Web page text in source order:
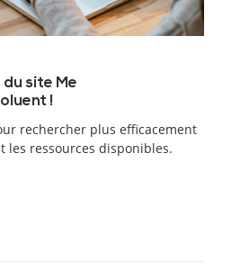
site Me
!
rechercher plus efficacement
les ressources disponibles.